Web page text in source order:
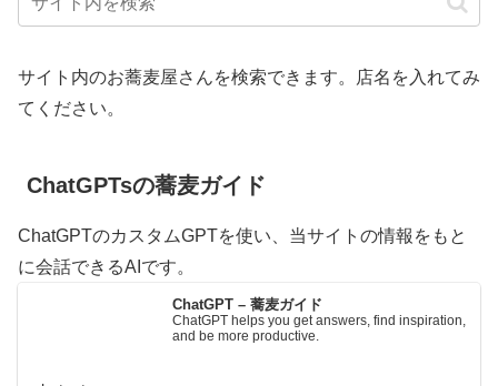
サイト内のお蕎麦屋さんを検索できます。店名を入れてみ
てください。
ChatGPTsの蕎麦ガイド
ChatGPTのカスタムGPTを使い、当サイトの情報をもと
に会話できるAIです。
ChatGPT – 蕎麦ガイド
ChatGPT helps you get answers, find inspiration,
and be more productive.